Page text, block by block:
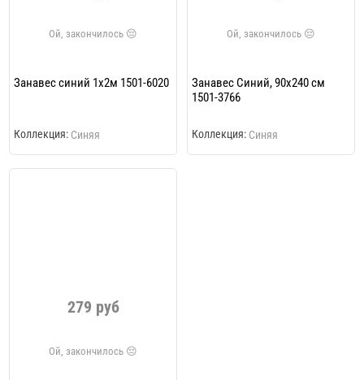
Занавес синий 1х2м 1501-6020
Коллекция: Синяя
Занавес Синий, 90х240 см
1501-3766
Коллекция: Синяя
279 руб